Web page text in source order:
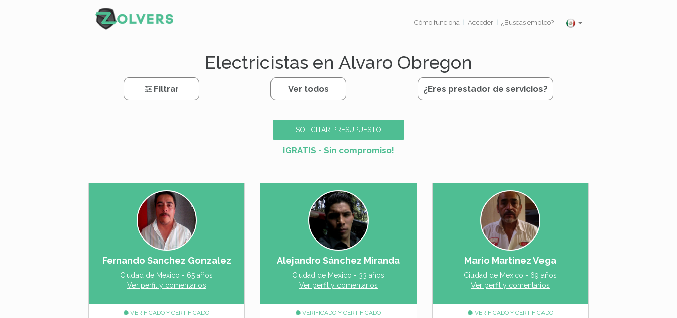
Cómo funciona Acceder ¿Buscas empleo?
Electricistas en Alvaro Obregon
Filtrar Ver todos ¿Eres prestador de servicios?
SOLICITAR PRESUPUESTO
¡GRATIS - Sin compromiso!
Fernando Sanchez Gonzalez
Ciudad de Mexico - 65 años
Ver perfil y comentarios
VERIFICADO Y CERTIFICADO
Alejandro Sánchez Miranda
Ciudad de Mexico - 33 años
Ver perfil y comentarios
VERIFICADO Y CERTIFICADO
Mario Martínez Vega
Ciudad de Mexico - 69 años
Ver perfil y comentarios
VERIFICADO Y CERTIFICADO